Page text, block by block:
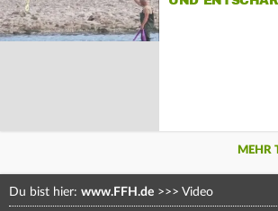
MEHR
Du bist hier: www.FFH.de >>> Video